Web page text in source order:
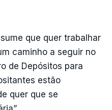
que quer trabalhar
caminho a seguir no
de Depósitos para
estão
quer que se